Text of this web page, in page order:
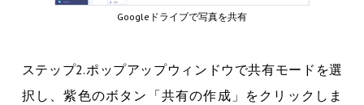
Googleドライブで写真を共有
ステップ2.ポップアップウィンドウで共有モードを選
択し、紫色のボタン「共有の作成」をクリックしま